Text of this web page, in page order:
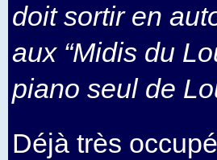
doit sortir en
aux “Midis du
piano seul de
Déjà très